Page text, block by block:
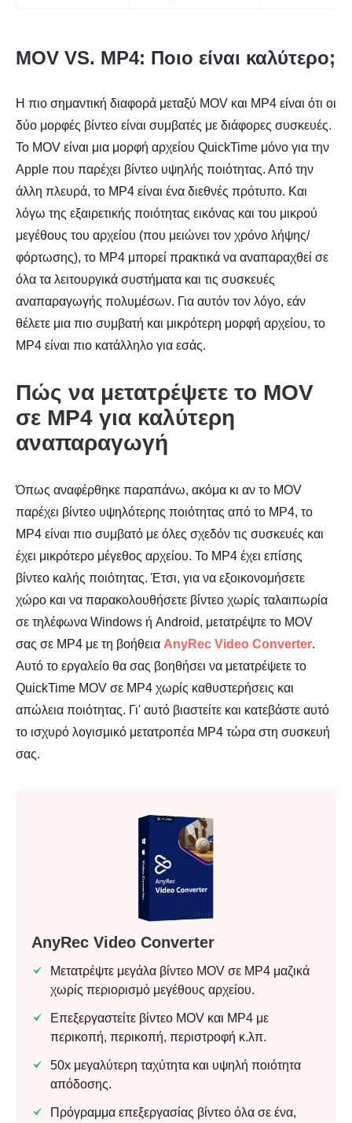
MOV VS. MP4: Ποιο είναι καλύτερο;
Η πιο σημαντική διαφορά μεταξύ MOV και MP4 είναι ότι οι
δύο μορφές βίντεο είναι συμβατές με διάφορες συσκευές.
Το MOV είναι μια μορφή αρχείου QuickTime μόνο για την
Apple που παρέχει βίντεο υψηλής ποιότητας. Από την
άλλη πλευρά, το MP4 είναι ένα διεθνές πρότυπο. Και
λόγω της εξαιρετικής ποιότητας εικόνας και του μικρού
μεγέθους του αρχείου (που μειώνει τον χρόνο λήψης/
φόρτωσης), το MP4 μπορεί πρακτικά να αναπαραχθεί σε
όλα τα λειτουργικά συστήματα και τις συσκευές
αναπαραγωγής πολυμέσων. Για αυτόν τον λόγο, εάν
θέλετε μια πιο συμβατή και μικρότερη μορφή αρχείου, το
MP4 είναι πιο κατάλληλο για εσάς.
Πώς να μετατρέψετε το MOV
σε MP4 για καλύτερη
αναπαραγωγή
Όπως αναφέρθηκε παραπάνω, ακόμα κι αν το MOV
παρέχει βίντεο υψηλότερης ποιότητας από το MP4, το
MP4 είναι πιο συμβατό με όλες σχεδόν τις συσκευές και
έχει μικρότερο μέγεθος αρχείου. Το MP4 έχει επίσης
βίντεο καλής ποιότητας. Έτσι, για να εξοικονομήσετε
χώρο και να παρακολουθήσετε βίντεο χωρίς ταλαιπωρία
σε τηλέφωνα Windows ή Android, μετατρέψτε το MOV
σας σε MP4 με τη βοήθεια AnyRec Video Converter.
Αυτό το εργαλείο θα σας βοηθήσει να μετατρέψετε το
QuickTime MOV σε MP4 χωρίς καθυστερήσεις και
απώλεια ποιότητας. Γι' αυτό βιαστείτε και κατεβάστε αυτό
το ισχυρό λογισμικό μετατροπέα MP4 τώρα στη συσκευή
σας.
AnyRec Video Converter
Μετατρέψτε μεγάλα βίντεο MOV σε MP4 μαζικά
χωρίς περιορισμό μεγέθους αρχείου.
Επεξεργαστείτε βίντεο MOV και MP4 με
περικοπή, περικοπή, περιστροφή κ.λπ.
50x μεγαλύτερη ταχύτητα και υψηλή ποιότητα
απόδοσης.
Πρόγραμμα επεξεργασίας βίντεο όλα σε ένα,